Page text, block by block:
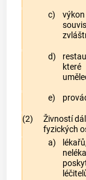
c)
d)
e)
(2) Živností
fyzických
a)